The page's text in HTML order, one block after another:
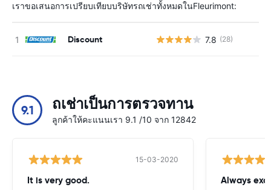
เราขอเสนอการเปรียบเทียบบริษัทรถเช่าทั้งหมดในFleurimont:
Discount 7.8 (28)
9.1 ถเช่าเป็นการตรวจทาน
ลูกค้าให้คะแนนเรา 9.1 /10 จาก 12842
15-03-2020
It is very good. Always